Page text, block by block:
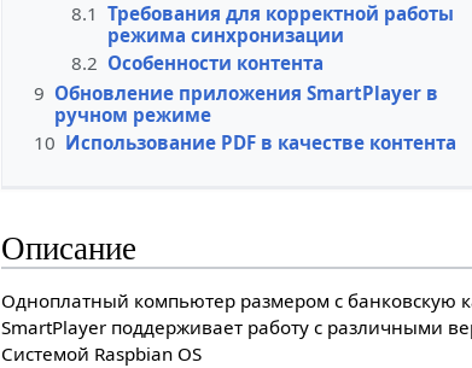
8.1 Требования для корректной работы
режима синхронизации
8.2 Особенности контента
9 Обновление приложения SmartPlayer в
ручном режиме
10 Использование PDF в качестве контента
Описание
Одноплатный компьютер размером с банковскую
SmartPlayer поддерживает работу с различными
Системой Raspbian OS